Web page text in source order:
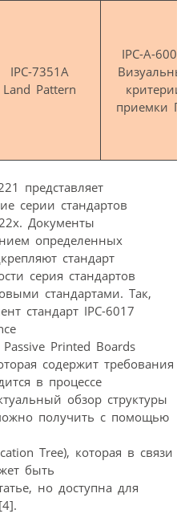
IPC-7351A
Land Pattern
IPC-A-600G
критерии
приемки
представляет
серии стандартов
Документы
определенных
стандарт
серия стандартов
стандартами. Так,
стандарт IPC-6017
Printed Boards
содержит требования
в процессе
обзор структуры
получить с помощью
Tree), которая в связи
быть
но доступна для